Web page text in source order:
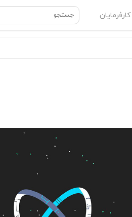
کارفرمایان